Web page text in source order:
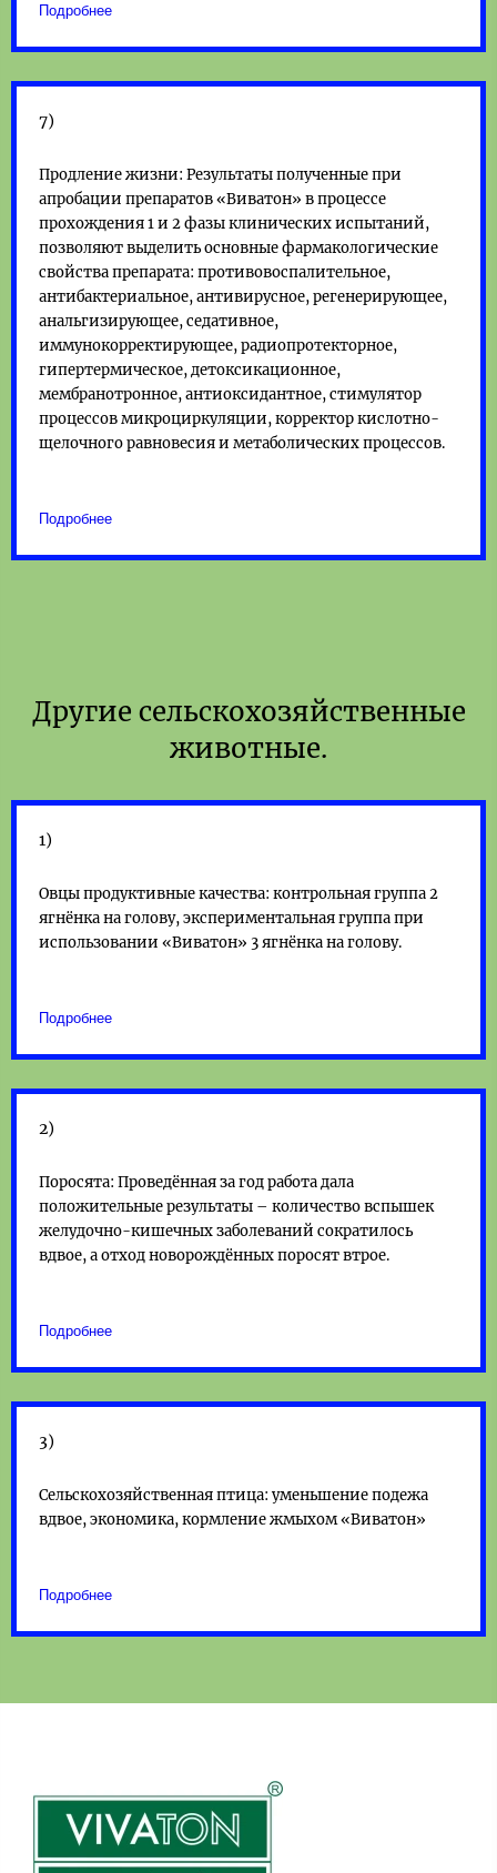
Подробнее
7)
Продление жизни: Результаты полученные при
апробации препаратов «Виватон» в процессе
прохождения 1 и 2 фазы клинических испытаний,
позволяют выделить основные фармакологические
свойства препарата: противовоспалительное,
антибактериальное, антивирусное, регенерирующее,
анальгизирующее, седативное,
иммунокорректирующее, радиопротекторное,
гипертермическое, детоксикационное,
мембранотронное, антиоксидантное, стимулятор
процессов микроциркуляции, корректор кислотно-
щелочного равновесия и метаболических процессов.
Подробнее
Другие сельскохозяйственные
животные.
1)
Овцы продуктивные качества: контрольная группа 2
ягнёнка на голову, экспериментальная группа при
использовании «Виватон» 3 ягнёнка на голову.
Подробнее
2)
Поросята: Проведённая за год работа дала
положительные результаты – количество вспышек
желудочно-кишечных заболеваний сократилось
вдвое, а отход новорождённых поросят втрое.
Подробнее
3)
Сельскохозяйственная птица: уменьшение подежа
вдвое, экономика, кормление жмыхом «Виватон»
Подробнее